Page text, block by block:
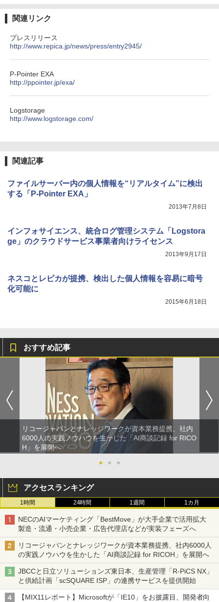
関連リンク
プレスリリース
http://www.repica.jp/news/press/entry2945/
P-Pointer EXA
http://ppointer.jp/exa/
Logstorage
http://www.logstorage.com/
関連記事
ファイルサーバー内の個人情報を“リアルタイム”に検出
する「P-Pointer EXA」
2013年7月8日
インフォサイエンス、統合ログ管理システム「Logstora
ge」のクラウドサービス事業者向けライセンス
2013年9月17日
ネスコとレピカが提携、検出した個人情報を容易に暗号
化可能に
2015年6月18日
おすすめ記事
リコージャパンとナレッジワークが資本業務提携、社内
6000人の実践ノウハウを生かした「AI商談記録 for RICO
H」を展開へ
●
● ●
アクセスランキング
1時間 24時間 1週間 1カ月
NECのAIマーケティング「BestMove」が大手企業で活用拡大
製造・流通・小売企業・広告代理店などが実装フェーズへ
リコージャパンとナレッジワークが資本業務提携、社内6000人
の実践ノウハウを生かした「AI商談記録 for RICOH」を展開へ
JBCCと日立ソリューションズ東日本、生産管理「R-PiCS NX」
と供給計画「scSQUARE ISP」の連携サービスを提供開始
【MIX11レポート】Microsoftが「IE10」をお披露目、開発者向